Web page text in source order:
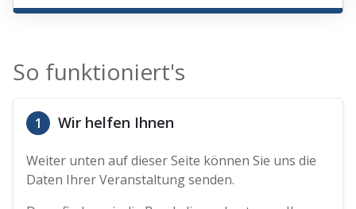
So funktioniert's
1 Wir helfen Ihnen
Weiter unten auf dieser Seite können Sie uns die
Daten Ihrer Veranstaltung senden.